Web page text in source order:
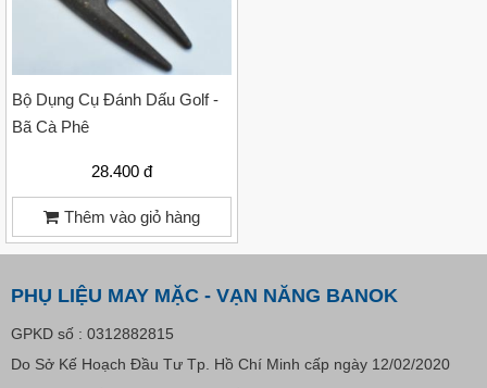
Bộ Dụng Cụ Đánh Dấu Golf -
Bã Cà Phê
28.400 đ
Thêm vào giỏ hàng
PHỤ LIỆU MAY MẶC - VẠN NĂNG BANOK
GPKD số : 0312882815
Do Sở Kế Hoạch Đầu Tư Tp. Hồ Chí Minh cấp ngày 12/02/2020